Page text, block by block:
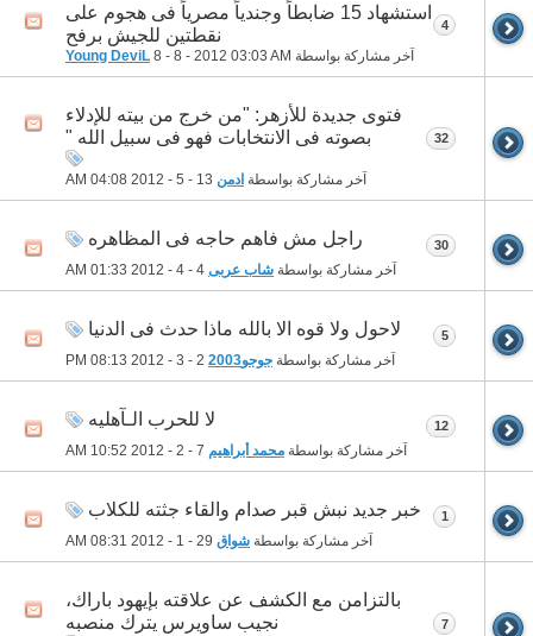
استشهاد 15 ضابطاً وجندياً مصرياً فى هجوم على
نقطتين للجيش برفح
آخر مشاركة بواسطة Young DeviL 8 - 8 - 2012 03:03 AM
4
فتوى جديدة للأزهر: "من خرج من بيته للإدلاء
بصوته فى الانتخابات فهو فى سبيل الله "
آخر مشاركة بواسطة ادمن 04:08 AM
32
راجل مش فاهم حاجه فى المظاهره
آخر مشاركة بواسطة شاب عربى 01:33 AM
30
لاحول ولا قوه الا بالله ماذا حدث فى الدنيا
آخر مشاركة بواسطة جوجو2003 08:13 PM
5
لا للحرب الـآهليه
آخر مشاركة بواسطة محمد أبراهيم 10:52 AM
12
خبر جديد نبش قبر صدام والقاء جثته للكلاب
آخر مشاركة بواسطة شواق 08:31 AM
1
بالتزامن مع الكشف عن علاقته بإيهود باراك،
نجيب ساويرس يترك منصبه
7